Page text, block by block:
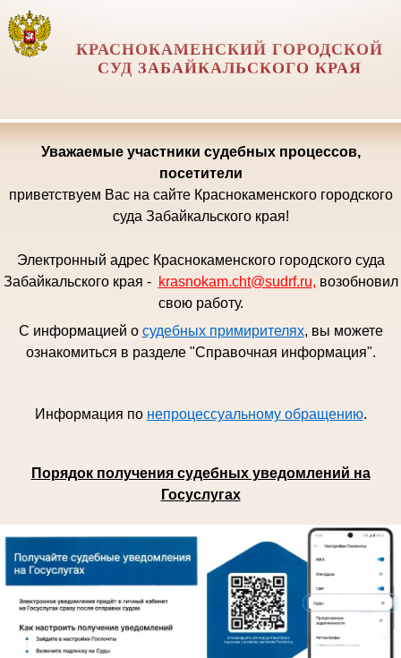
КРАСНОКАМЕНСКИЙ ГОРОДСКОЙ
СУД ЗАБАЙКАЛЬСКОГО КРАЯ
Уважаемые участники судебных процессов,
посетители
приветствуем Вас на сайте Краснокаменского городского
суда Забайкальского края!
Электронный адрес Краснокаменского городского суда
Забайкальского края - krasnokam.cht@sudrf.ru, возобновил
свою работу.
С информацией о судебных примирителях, вы можете
ознакомиться в разделе "Справочная информация".
Информация по непроцессуальному обращению.
Порядок получения судебных уведомлений на
Госуслугах